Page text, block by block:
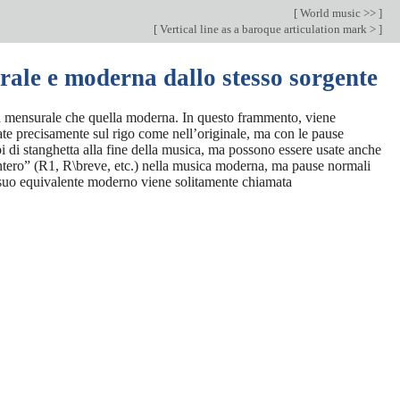
[ World music >> ]
[ Vertical line as a baroque articulation mark > ]
e moderna dallo stesso sorgente
che quella moderna. In questo frammento, viene
precisamente sul rigo come nell’originale, ma con le pause
stanghetta alla fine della musica, ma possono essere usate anche
(R1, R\breve, etc.) nella musica moderna, ma pause normali
equivalente moderno viene solitamente chiamata